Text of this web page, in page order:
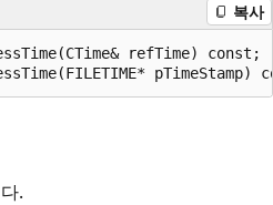
복사
refTime) const;
.